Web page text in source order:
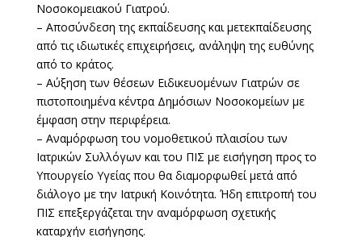
Νοσοκομειακού Γιατρού.
– Αποσύνδεση της εκπαίδευσης και μετεκπαίδευσης
από τις ιδιωτικές επιχειρήσεις, ανάληψη της ευθύνης
από το κράτος.
– Αύξηση των θέσεων Ειδικευομένων Γιατρών σε
πιστοποιημένα κέντρα Δημόσιων Νοσοκομείων με
έμφαση στην περιφέρεια.
– Αναμόρφωση του νομοθετικού πλαισίου των
Ιατρικών Συλλόγων και του ΠΙΣ με εισήγηση προς το
Υπουργείο Υγείας που θα διαμορφωθεί μετά από
διάλογο με την Ιατρική Κοινότητα. Ήδη επιτροπή του
ΠΙΣ επεξεργάζεται την αναμόρφωση σχετικής
καταρχήν εισήγησης.